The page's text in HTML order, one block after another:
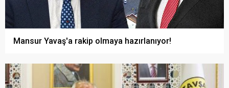
Mansur Yavaş'a rakip olmaya hazırlanıyor!